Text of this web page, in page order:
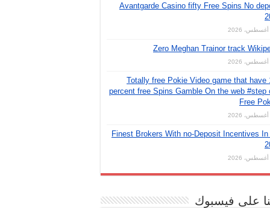
Avantgarde Casino fifty Free Spins No
Zero Meghan Trainor track
Totally free Pokie Video game that have
percent free Spins Gamble On the web #step
Free
Finest Brokers With no-Deposit Incentives In
على فيسبوك